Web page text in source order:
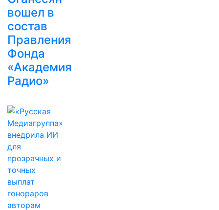
вошел в
состав
Правления
Фонда
«Академия
Радио»